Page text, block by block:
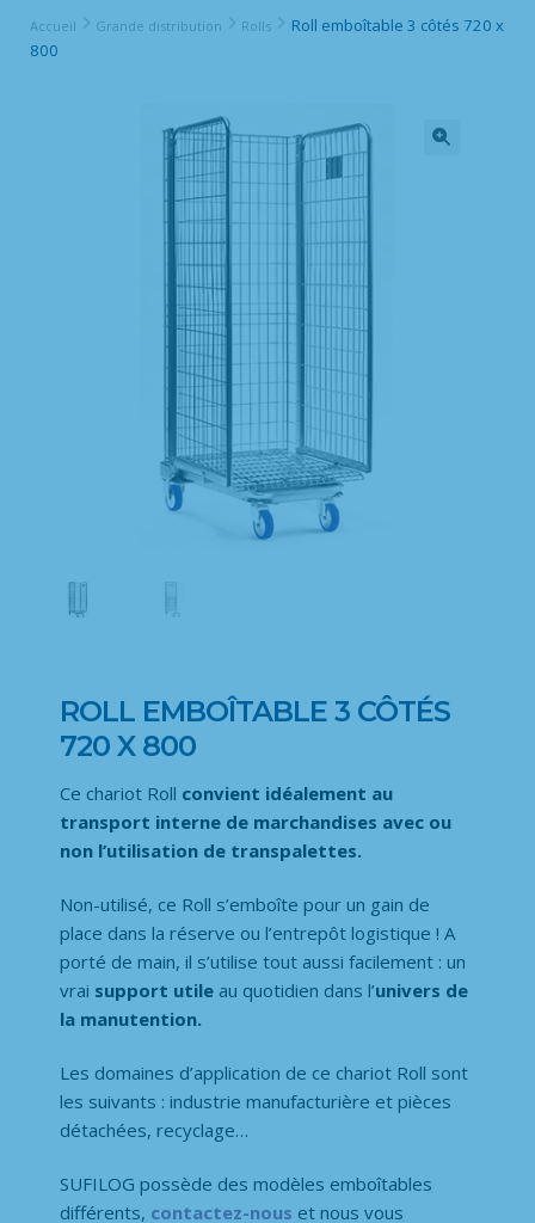
Accueil Grande distribution Rolls
Roll emboîtable 3 côtés 720 x
800
ROLL EMBOÎTABLE 3 CÔTÉS
720 X 800
Ce chariot Roll convient idéalement au
transport interne de marchandises avec ou
non l’utilisation de transpalettes.
Non-utilisé, ce Roll s’emboîte pour un gain de
place dans la réserve ou l’entrepôt logistique ! A
porté de main, il s’utilise tout aussi facilement : un
vrai support utile au quotidien dans l’univers de
la manutention.
Les domaines d’application de ce chariot Roll sont
les suivants : industrie manufacturière et pièces
détachées, recyclage…
SUFILOG possède des modèles emboîtables
différents, contactez-nous et nous vous